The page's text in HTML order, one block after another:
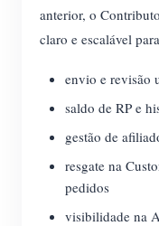
anterior, o
claro e escalável
envio e revisão
saldo de RP e
gestão de
resgate na
pedidos
visibilidade na